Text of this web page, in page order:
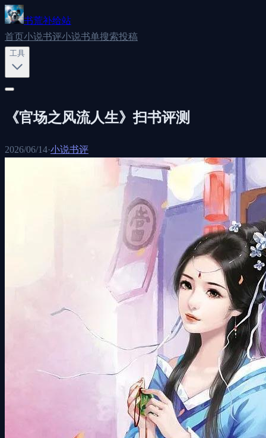
书荒补给站
首页小说书评小说书单搜索投稿
工具
《官场之风流人生》扫书评测
2026/06/14·小说书评